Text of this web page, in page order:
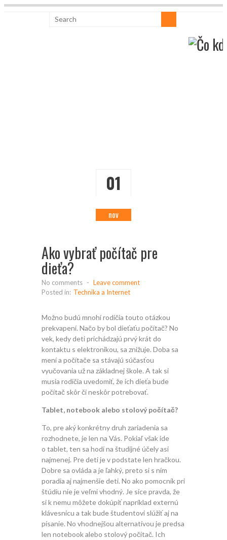
01
nov
Ako vybrať počítač pre
dieťa?
No comments - Leave comment
Posted in: Technika a Internet
Možno budú mnohí rodičia touto otázkou
prekvapení. Načo by bol dieťaťu počítač? No
vek, kedy deti prichádzajú prvý krát do
kontaktu s elektronikou, sa znižuje. Doba sa
mení a počítače sa stávajú súčasťou
vyučovania už na základnej škole. A tak si
musia rodičia uvedomiť, že ich dieťa bude
počítač skôr či neskôr potrebovať.
Tablet, notebook alebo stolový počítač?
To, pre aký konkrétny druh zariadenia sa
rozhodnete, je len na Vás. Pokiaľ však ide
o tablet, ten sa hodí na študijné účely asi
najmenej. Pre deti je v podstate len hračkou.
Dobre sa ovláda a je ľahký, preto si s ním
poradia aj najmenšie deti. No ako pomocník pri
štúdiu nie je veľmi vhodný. Je síce pravda, že
si k nemu môžete dokúpiť napríklad externú
klávesnicu a tak bude študentovi slúžiť aj na
písanie. No vhodnejšou alternatívou je predsa
len notebook alebo stolový počítač. Ich